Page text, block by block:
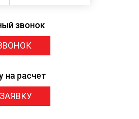
звонок
на расчет